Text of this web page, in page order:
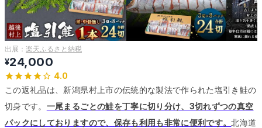
出展： 楽天ふるさと納税
¥24,000
4.0
この返礼品は、新潟県村上市の伝統的な製法で作られた塩引き鮭の
切身です。 一尾まるごとの鮭を丁寧に切り分け、3切れずつの真空
パックにしておりますので、保存も利用も非常に便利です。北海道